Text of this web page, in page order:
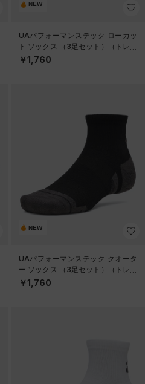
NEW
UAパフォーマンステック ローカッ
ト ソックス （3足セット）（トレー
ニング/UNISEX）
￥1,760
NEW
UAパフォーマンステック クオータ
ー ソックス （3足セット）（トレー
ニング/UNISEX）
￥1,760